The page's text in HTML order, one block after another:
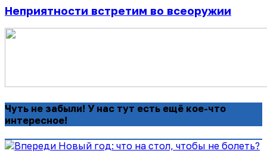
Неприятности встретим во всеоружии
Чуть не забыли! У нас тут есть ещё кое-что
интересное!